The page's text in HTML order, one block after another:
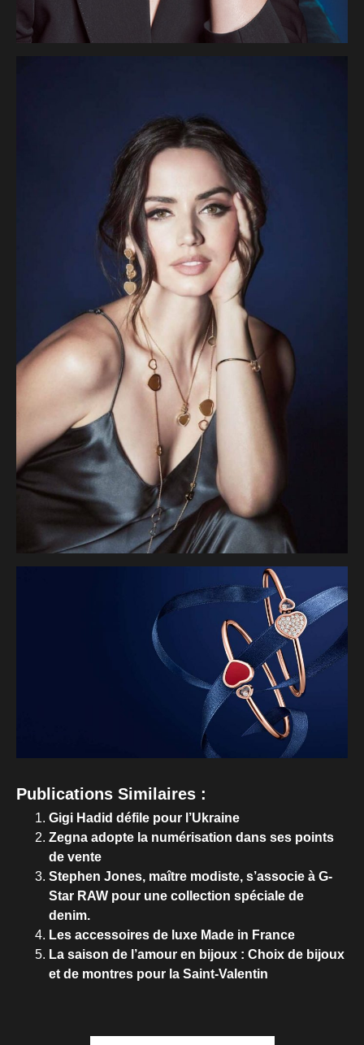
Publications Similaires :
Gigi Hadid défile pour l’Ukraine
Zegna adopte la numérisation dans ses points
de vente
Stephen Jones, maître modiste, s’associe à G-
Star RAW pour une collection spéciale de
denim.
Les accessoires de luxe Made in France
La saison de l’amour en bijoux : Choix de bijoux
et de montres pour la Saint-Valentin